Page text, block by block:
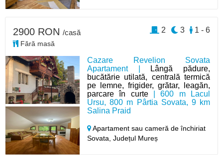
Cazare Revelion Sovata
Apartament |
Lângă pădure,
bucătărie utilată, centrală termică
pe lemne, frigider, grătar, leagăn,
parcare în curte| 600 m Lacul
Ursu, 800 m Pârtia Sovata, 9 km
Salina Praid
Apartament sau cameră de închiriat
Sovata,Județul Mureș
2900 RON /casă
Fără masă
1 - 6
3
2